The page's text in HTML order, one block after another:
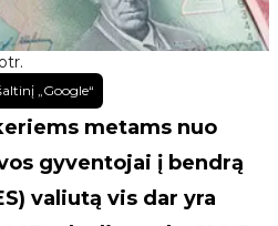
„Google“
metams nuo
gyventojai į bendrą
valiutą vis dar yra